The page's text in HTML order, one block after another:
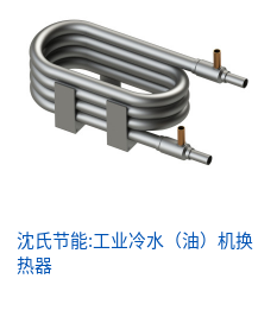
沈氏节能:工业冷水（油）机换
热器